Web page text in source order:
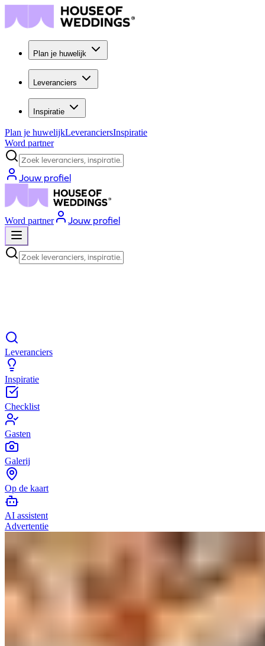
Plan je huwelijk
Leveranciers
Inspiratie
Plan je huwelijkLeveranciersInspiratie
Word partner
Zoek leveranciers, inspiratie...
Jouw profiel
Word partner Jouw profiel
Zoek leveranciers, inspiratie...
Leveranciers
Inspiratie
Checklist
Gasten
Galerij
Op de kaart
AI assistent
Advertentie